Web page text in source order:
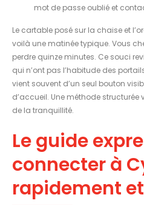
mot de passe oublié et
Le cartable posé sur la chaise et
voilà une matinée typique. Vous
perdre quinze minutes. Ce souci
qui n’ont pas l’habitude des
vient souvent d’un seul bouton
d’accueil. Une méthode
de la tranquillité.
Le guide
connecter à
rapidement